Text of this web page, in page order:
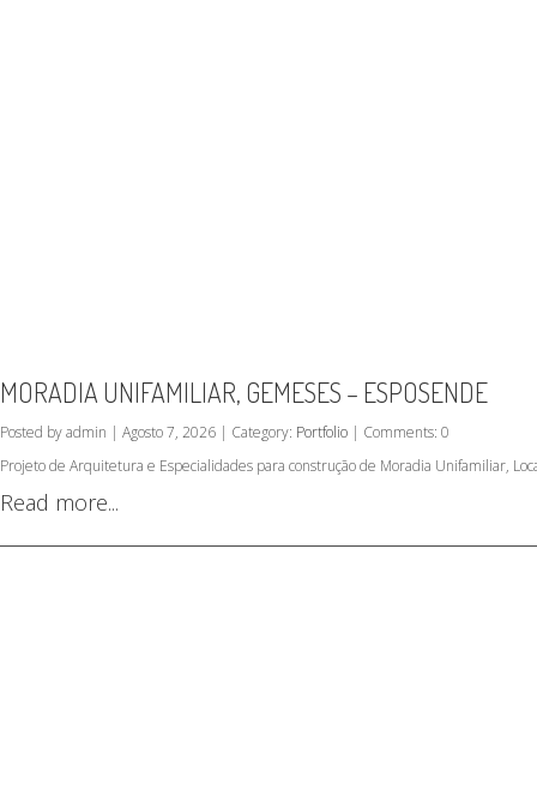
MORADIA UNIFAMILIAR, GEMESES – ESPOSENDE
Posted by admin | Agosto 7, 2026 | Category: Portfolio | Comments: 0
Projeto de Arquitetura e Especialidades para construção de Moradia Unifamiliar,
Read more...